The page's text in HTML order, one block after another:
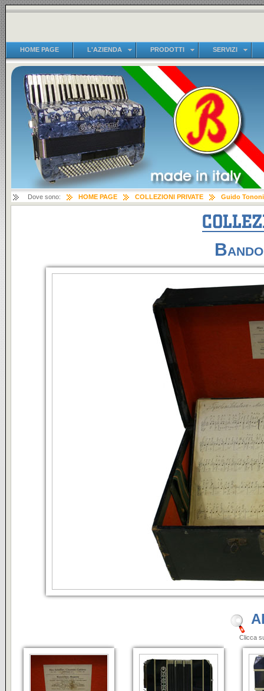
HOME PAGE L'AZIENDA PRODOTTI SERVIZI
Dove sono: HOME PAGE COLLEZIONI PRIVATE Guido Tononi
Clicca sulle